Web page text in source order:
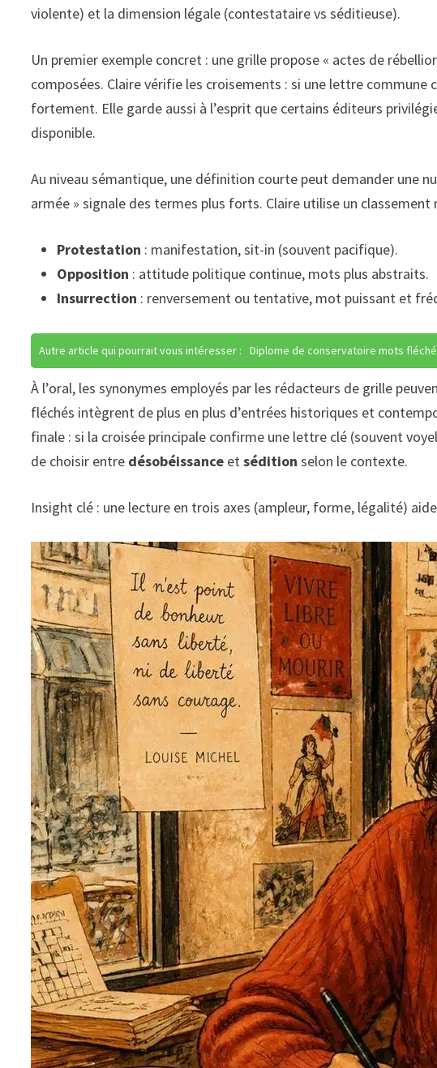
violente) et la dimension légale (contestataire vs séditieuse).
Un premier exemple concret : une grille propose « actes de
composées. Claire vérifie les croisements : si une lettre
fortement. Elle garde aussi à l’esprit que certains éditeurs
disponible.
Au niveau sémantique, une définition courte peut demander une
armée » signale des termes plus forts. Claire utilise un
Protestation : manifestation, sit-in (souvent pacifique).
Opposition : attitude politique continue, mots plus abstraits.
Insurrection : renversement ou tentative, mot puissant et
Autre article qui pourrait vous intéresser : Diplome de conservatoire mots
À l’oral, les synonymes employés par les rédacteurs de grille
fléchés intègrent de plus en plus d’entrées historiques et
finale : si la croisée principale confirme une lettre clé (souvent
de choisir entre désobéissance etsédition selon le contexte.
Insight clé : une lecture en trois axes (ampleur, forme, légalité)